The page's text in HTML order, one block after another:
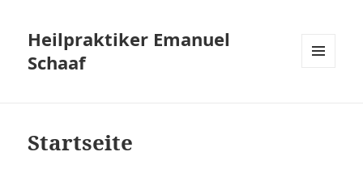
Heilpraktiker Emanuel
Schaaf
Startseite